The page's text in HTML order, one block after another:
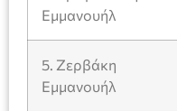
Εμμανουήλ
5. Ζερβάκη
Εμμανουήλ